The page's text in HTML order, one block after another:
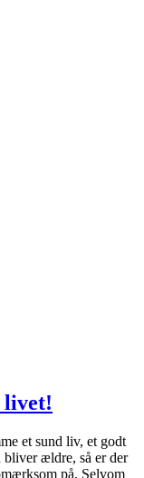
livet!
et sund liv, et godt
ældre, så er der
på. Selvom